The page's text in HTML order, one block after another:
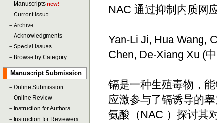
Manuscripts new!
－ Current Issue
－ Archive
－ Acknowledgments
－ Special Issues
－ Browse by Category
Manuscript Submission
－ Online Submission
－ Online Review
－ Instruction for Authors
－ Instruction for Reviewers
NAC 通过抑制内质网
Yan-Li Ji, Hua Wang,
Chen, De-Xiang Xu (
镉是一种生殖毒物，
应激参与了镉诱导的
氨酸（NAC ）探讨其